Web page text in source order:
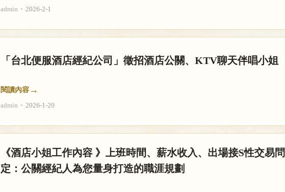
admin • 2026-2-1
「台北便服酒店經紀公司」徵招酒店公關、KTV聊天伴唱小姐
閱讀內容 →
admin • 2026-1-20
《酒店小姐工作內容 》上班時間、薪水收入、出場接S性交易
定：公關經紀人為您量身打造的職涯規劃